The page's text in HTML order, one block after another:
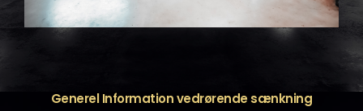
Generel Information vedrørende sænkning